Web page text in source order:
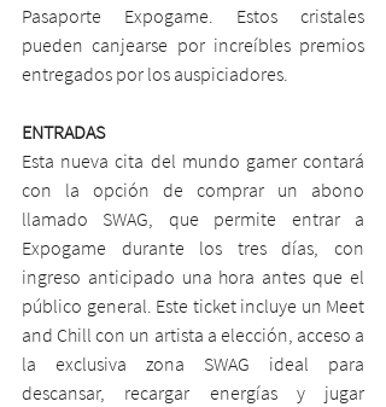
Pasaporte Expogame. Estos cristales
pueden canjearse por increíbles premios
entregados por los auspiciadores.
ENTRADAS
Esta nueva cita del mundo gamer contará
con la opción de comprar un abono
llamado SWAG, que permite entrar a
Expogame durante los tres días, con
ingreso anticipado una hora antes que el
público general. Este ticket incluye un Meet
and Chill con un artista a elección, acceso a
la exclusiva zona SWAG ideal para
descansar, recargar energías y jugar